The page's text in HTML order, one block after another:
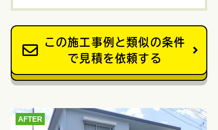
この施工事例と類似の条件
で見積を依頼する
AFTER